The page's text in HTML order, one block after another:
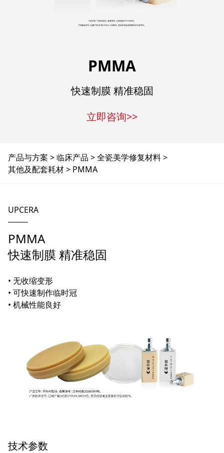
PMMA
快速制膜 精准稳固
立即咨询>>
产品与方案 临床产品
全瓷美学修复材料
其他及配套耗材
PMMA
UPCERA
PMMA
快速制膜 精准稳固
• 无收缩变形
• 可快速制作临时冠
• 机械性能良好
技术参数